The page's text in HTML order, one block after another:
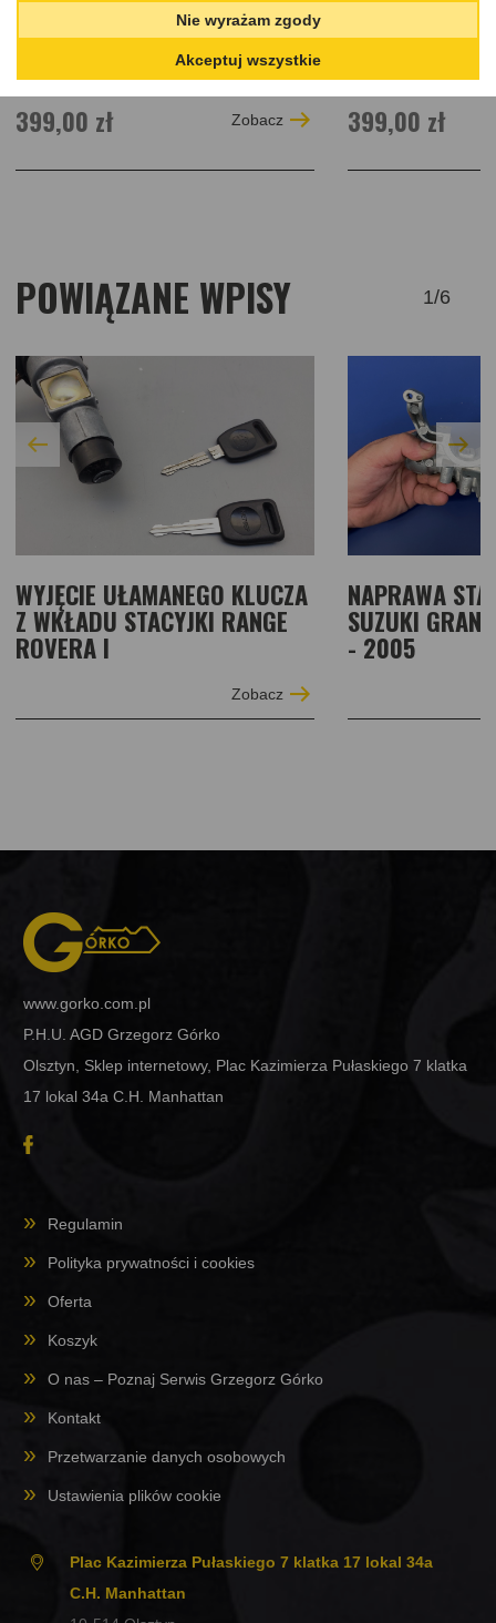
399,00 zł Zobacz 399,00 zł
POWIĄZANE WPISY 1/6
WYJĘCIE UŁAMANEGO KLUCZA
Z WKŁADU STACYJKI RANGE
ROVERA I
Zobacz
NAPRAWA
SUZUKI
- 2005
www.gorko.com.pl
P.H.U. AGD Grzegorz Górko
Olsztyn, Sklep internetowy, Plac Kazimierza Pułaskiego 7 klatka
17 lokal 34a C.H. Manhattan
Regulamin
Polityka prywatności i cookies
Oferta
Koszyk
O nas – Poznaj Serwis Grzegorz Górko
Kontakt
Przetwarzanie danych osobowych
Ustawienia plików cookie
Plac Kazimierza Pułaskiego 7 klatka 17 lokal 34a
C.H. Manhattan
Nie wyrażam zgody
Akceptuj wszystkie